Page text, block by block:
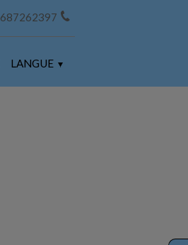
687262397
LANGUE